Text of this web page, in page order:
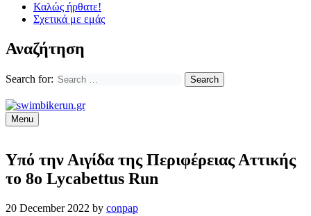
Καλώς ήρθατε!
Σχετικά με εμάς
Αναζήτηση
Search for:
Menu
Υπό την Αιγίδα της Περιφέρειας Αττικής
το 8ο Lycabettus Run
20 December 2022 by conpap